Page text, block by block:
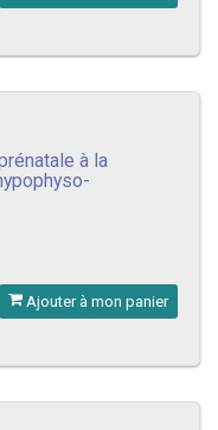
à la
Ajouter à mon panier